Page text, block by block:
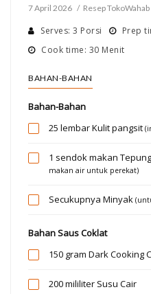
7 April 2026 Resep TokoWahab
Serves: 3 Porsi
Prep
Cook time: 30 Menit
BAHAN-BAHAN
Bahan-Bahan
25 lembarKulit pangsit
1 sendok makan
makan air untuk perekat)
Secukupnya Minyak
Bahan Saus Coklat
150 gram Dark Cooking
200 mililiter Susu Cair